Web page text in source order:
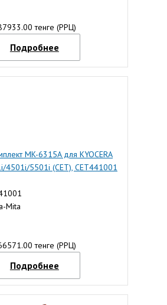
тенге (РРЦ)
Подробнее
MK-6315A для KYOCERA
4501i/5501i (CET), CET441001
Mita
тенге (РРЦ)
Подробнее